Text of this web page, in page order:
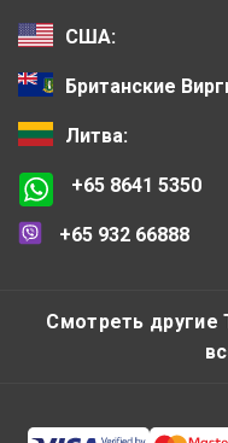
США:
Британские
Литва:
+65 8641 5350
+65 932 66888
Смотреть